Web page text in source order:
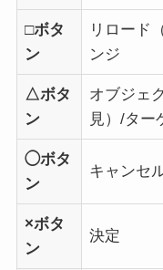
□ボタ
ン
リロード
ンジ
△ボタ
ン
オブジェ
見）/ター
◯ボタ
ン
キャンセ
×ボタ
ン
決定